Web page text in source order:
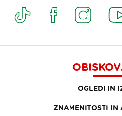
OGLEDI IN
ZNAMENITOSTI IN